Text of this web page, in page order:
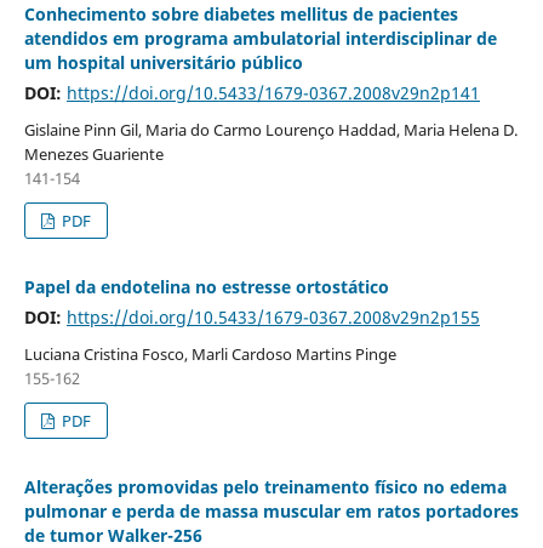
Conhecimento sobre diabetes mellitus de pacientes
atendidos em programa ambulatorial interdisciplinar de
um hospital universitário público
DOI: https://doi.org/10.5433/1679-0367.2008v29n2p141
Gislaine Pinn Gil, Maria do Carmo Lourenço Haddad, Maria Helena D.
Menezes Guariente
141-154
PDF
Papel da endotelina no estresse ortostático
DOI: https://doi.org/10.5433/1679-0367.2008v29n2p155
Luciana Cristina Fosco, Marli Cardoso Martins Pinge
155-162
PDF
Alterações promovidas pelo treinamento físico no edema
pulmonar e perda de massa muscular em ratos portadores
de tumor Walker-256